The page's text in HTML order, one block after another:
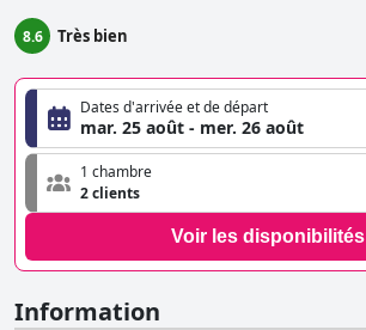
8.6 Très bien
Dates d'arrivée et de départ
mar. 25 août - mer. 26 août
1 chambre
2 clients
Voir les disponibilités
Information